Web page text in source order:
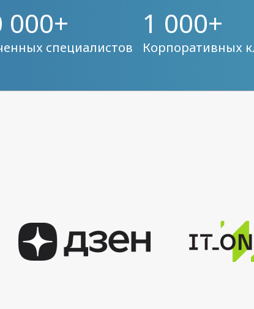
000+
специалистов
1 000+
Корпоративных